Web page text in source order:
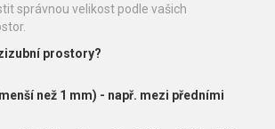
správnou velikost podle vašich
prostory?
než 1 mm) - např. mezi předními